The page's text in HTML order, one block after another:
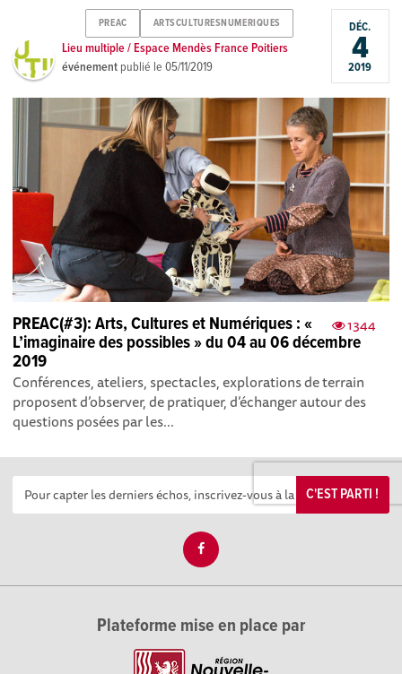
PREAC ARTSCULTURESNUMERIQUES
Lieu multiple / Espace Mendès France Poitiers
événement publié le05/11/2019
DÉC.
4
2019
1344
PREAC(#3): Arts, Cultures et Numériques : «
L’imaginaire des possibles » du 04 au 06 décembre
2019
Conférences, ateliers, spectacles, explorations de terrain
proposent d’observer, de pratiquer, d’échanger autour des
questions posées par les...
C'EST PARTI !
Plateforme mise en place par